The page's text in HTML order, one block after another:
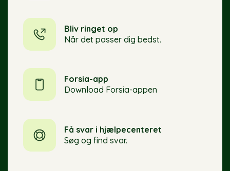
Bliv ringet op
Når det passer dig bedst.
Forsia-app
Download Forsia-appen
Få svar i hjælpecenteret
Søg og find svar.